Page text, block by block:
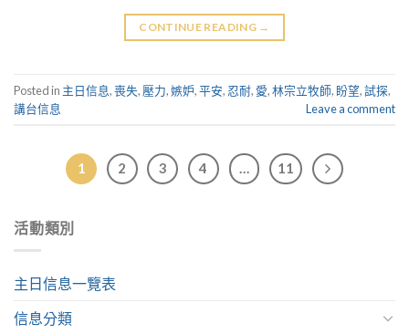
CONTINUE READING →
Posted in 主日信息,喪失, 壓力,嫉妒,平安, 忍耐, 愛,林宗立牧師, 盼望,試探,
講台信息
Leave a comment
1 2 3 4 … 11
活動類別
主日信息一覽表
信息分類